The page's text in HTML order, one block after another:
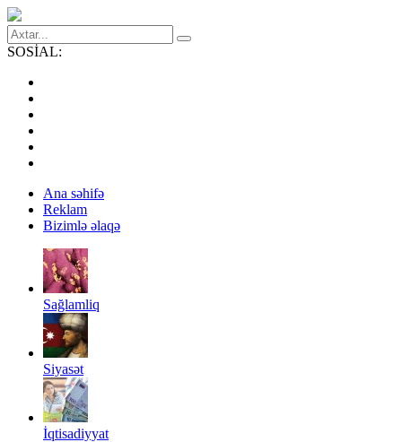
SOSİAL:
Ana səhifə
Reklam
Bizimlə əlaqə
Sağlamliq
Siyasət
İqtisadiyyat